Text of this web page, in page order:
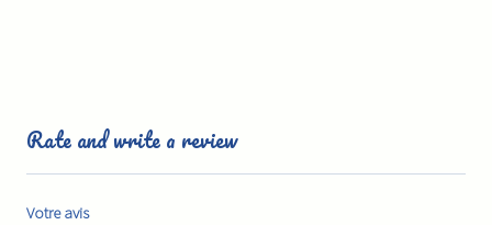
Rate and write a review
Votre avis